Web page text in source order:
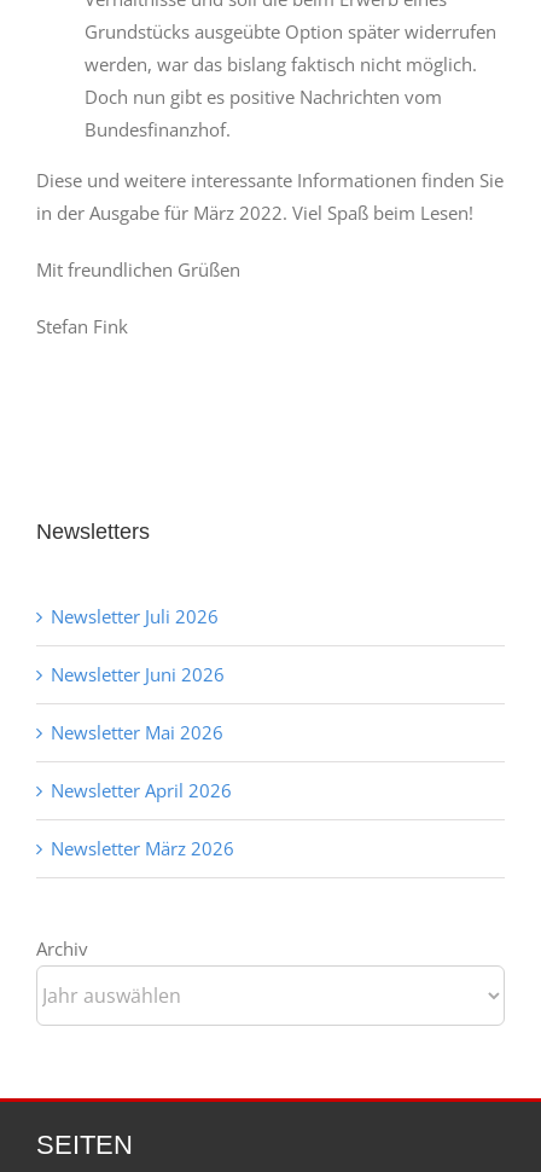
Grundstücks ausgeübte Option später widerrufen
werden, war das bislang faktisch nicht möglich.
Doch nun gibt es positive Nachrichten vom
Bundesfinanzhof.
Diese und weitere interessante Informationen finden Sie
in der Ausgabe für März 2022. Viel Spaß beim Lesen!
Mit freundlichen Grüßen
Stefan Fink
Newsletters
Newsletter Juli 2026
Newsletter Juni 2026
Newsletter Mai 2026
Newsletter April 2026
Newsletter März 2026
Archiv
SEITEN